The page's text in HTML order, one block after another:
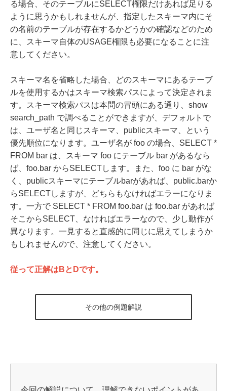
る場合、そのテーブルにSELECT権限だけあれば足りる
ように思うかもしれませんが、指定したスキーマ内にそ
の名前のテーブルが存在するかどうかの確認などのため
に、スキーマ自体のUSAGE権限も必要になることに注
意してください。
スキーマ名を省略した場合、どのスキーマにあるテーブ
ルを使用するかはスキーマ検索パスによって決定されま
す。スキーマ検索パスは本問の冒頭にある通り、show
search_path で調べることができますが、デフォルトで
は、ユーザ名と同じスキーマ、publicスキーマ、という
優先順位になります。ユーザ名が foo の場合、SELECT *
FROM bar は、スキーマ foo にテーブル bar があるなら
ば、foo.bar からSELECTします。また、foo に bar がな
く、publicスキーマにテーブルbarがあれば、public.barか
らSELECTしますが、どちらもなければエラーになりま
す。一方で SELECT * FROM foo.bar は foo.bar があれば
そこからSELECT、なければエラーなので、少し動作が
異なります。一見すると直感的に同じに思えてしまうか
もしれませんので、注意してください。
従って正解はBとDです。
その他の例題解説